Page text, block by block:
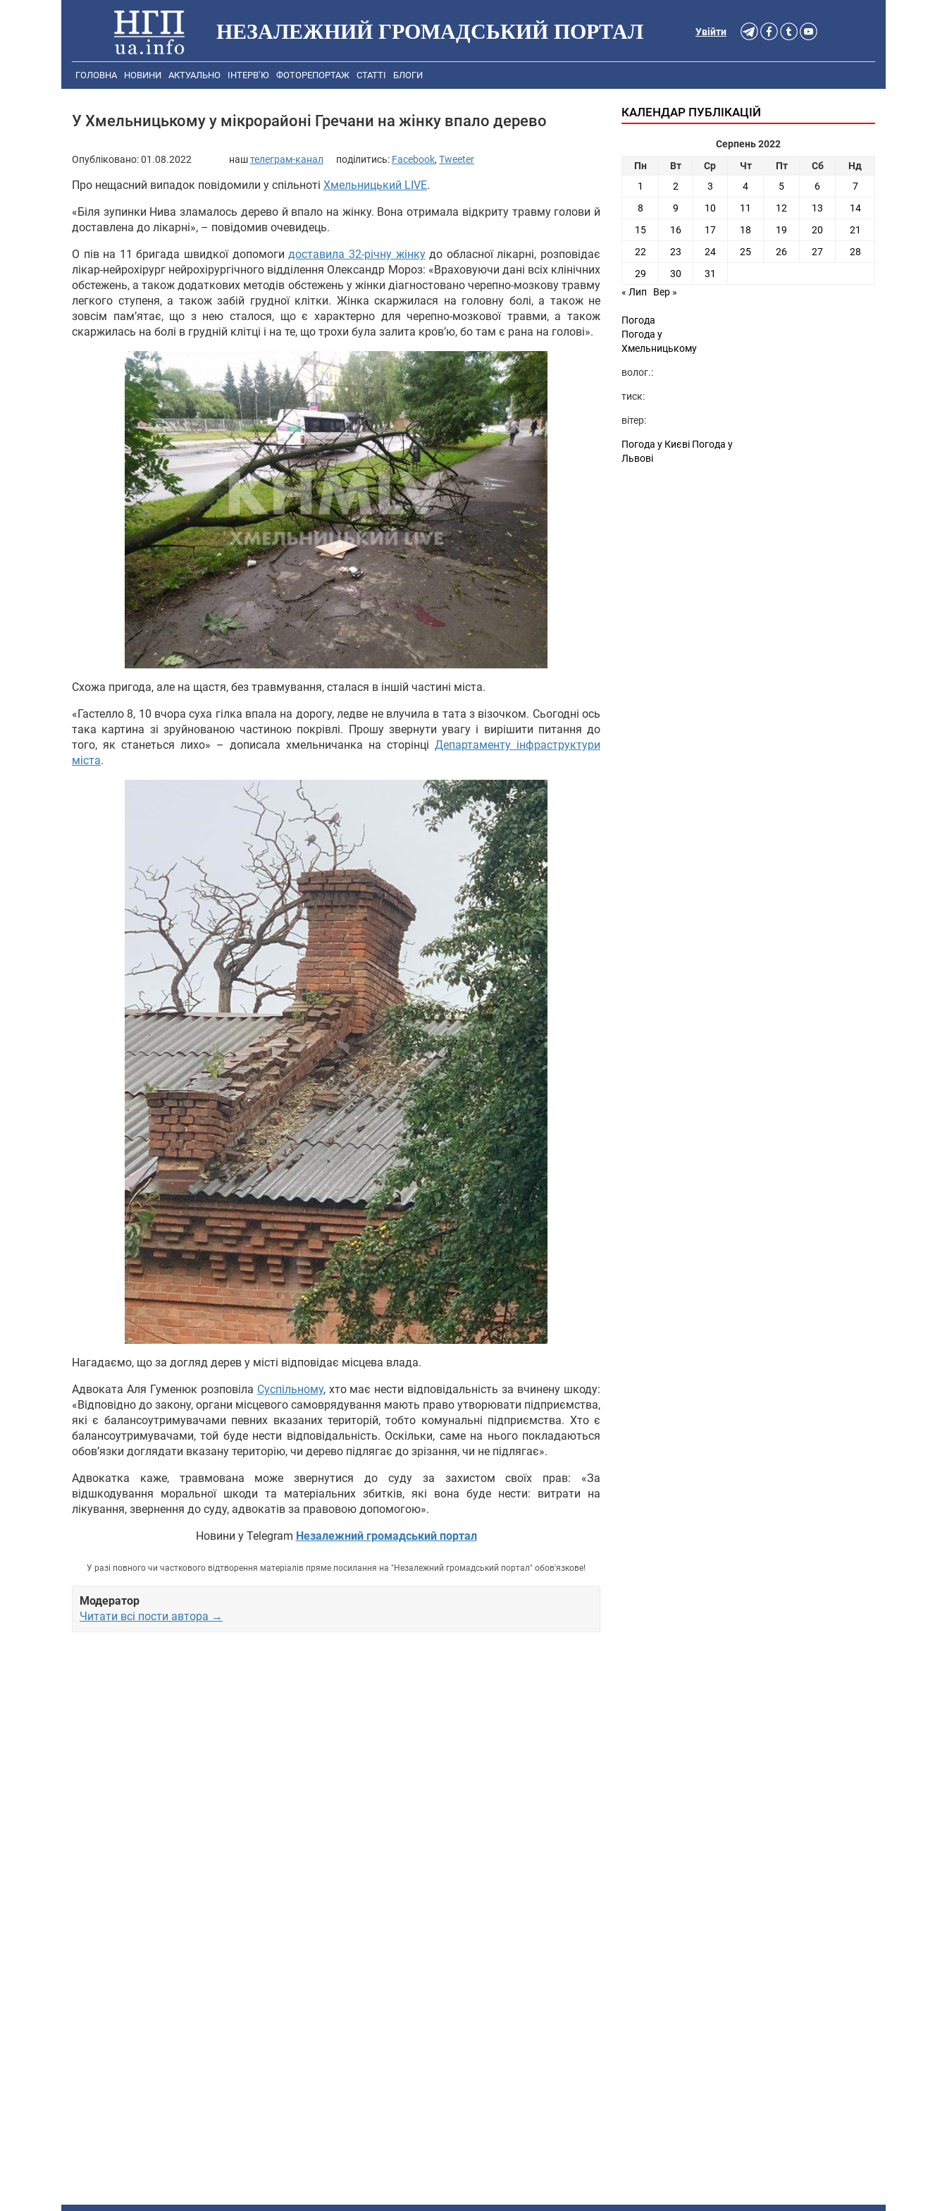
НЕЗАЛЕЖНИЙ ГРОМАДСЬКИЙ ПОРТАЛ Увійти
ГОЛОВНА НОВИНИ АКТУАЛЬНО ІНТЕРВ’Ю ФОТОРЕПОРТАЖ СТАТТІ БЛОГИ
У Хмельницькому у мікрорайоні Гречани на жінку впало дерево
Опубліковано:01.08.2022 наштелеграм-канал поділитись: Facebook, Tweeter
Про нещасний випадок повідомили у спільноті Хмельницький LIVE.
«Біля зупинки Нива зламалось дерево й впало на жінку. Вона отримала відкриту травму голови й
доставлена до лікарні», – повідомив очевидець.
О пів на 11 бригада швидкої допомогидоставила 32-річну жінкудо обласної лікарні, розповідає
лікар-нейрохірург нейрохірургічного відділення Олександр Мороз: «Враховуючи дані всіх клінічних
обстежень, а також додаткових методів обстежень у жінки діагностовано черепно-мозкову травму
легкого ступеня, а також забій грудної клітки. Жінка скаржилася на головну болі, а також не
зовсім пам’ятає, що з нею сталося, що є характерно для черепно-мозкової травми, а також
скаржилась на болі в грудній клітці і на те, що трохи була залита кров’ю, бо там є рана на голові».
Схожа пригода, але на щастя, без травмування, сталася в іншій частині міста.
«Гастелло 8, 10 вчора суха гілка впала на дорогу, ледве не влучила в тата з візочком. Сьогодні ось
така картина зі зруйнованою частиною покрівлі. Прошу звернути увагу і вирішити питання до
того, як станеться лихо» – дописала хмельничанка на сторінці Департаменту інфраструктури
міста.
Нагадаємо, що за догляд дерев у місті відповідає місцева влада.
Адвоката Аля Гуменюк розповіла Суспільному, хто має нести відповідальність за вчинену шкоду:
«Відповідно до закону, органи місцевого самоврядування мають право утворювати підприємства,
які є балансоутримувачами певних вказаних територій, тобто комунальні підприємства. Хто є
балансоутримувачами, той буде нести відповідальність. Оскільки, саме на нього покладаються
обов’язки доглядати вказану територію, чи дерево підлягає до зрізання, чи не підлягає».
Адвокатка каже, травмована може звернутися до суду за захистом своїх прав: «За
відшкодування моральної шкоди та матеріальних збитків, які вона буде нести: витрати на
лікування, звернення до суду, адвокатів за правовою допомогою».
Новини у Telegram Незалежний громадський портал
У разі повного чи часткового відтворення матеріалів пряме посилання на "Незалежний громадський портал" обов'язкове!
Модератор
Читати всі пости автора →
КАЛЕНДАР ПУБЛІКАЦІЙ
Серпень 2022
Пн
Вт Ср Чт Пт Сб
Нд
1
2 3 4 5 6
7
8
9 10 11 12 13
14
15
16 17 18 19 20
21
22
23 24 25 26 27
28
29
30
31
« Лип
Вер »
Погода
Погода у
Хмельницькому
волог.:
тиск:
вітер:
Погода у Києві Погода у
Львові